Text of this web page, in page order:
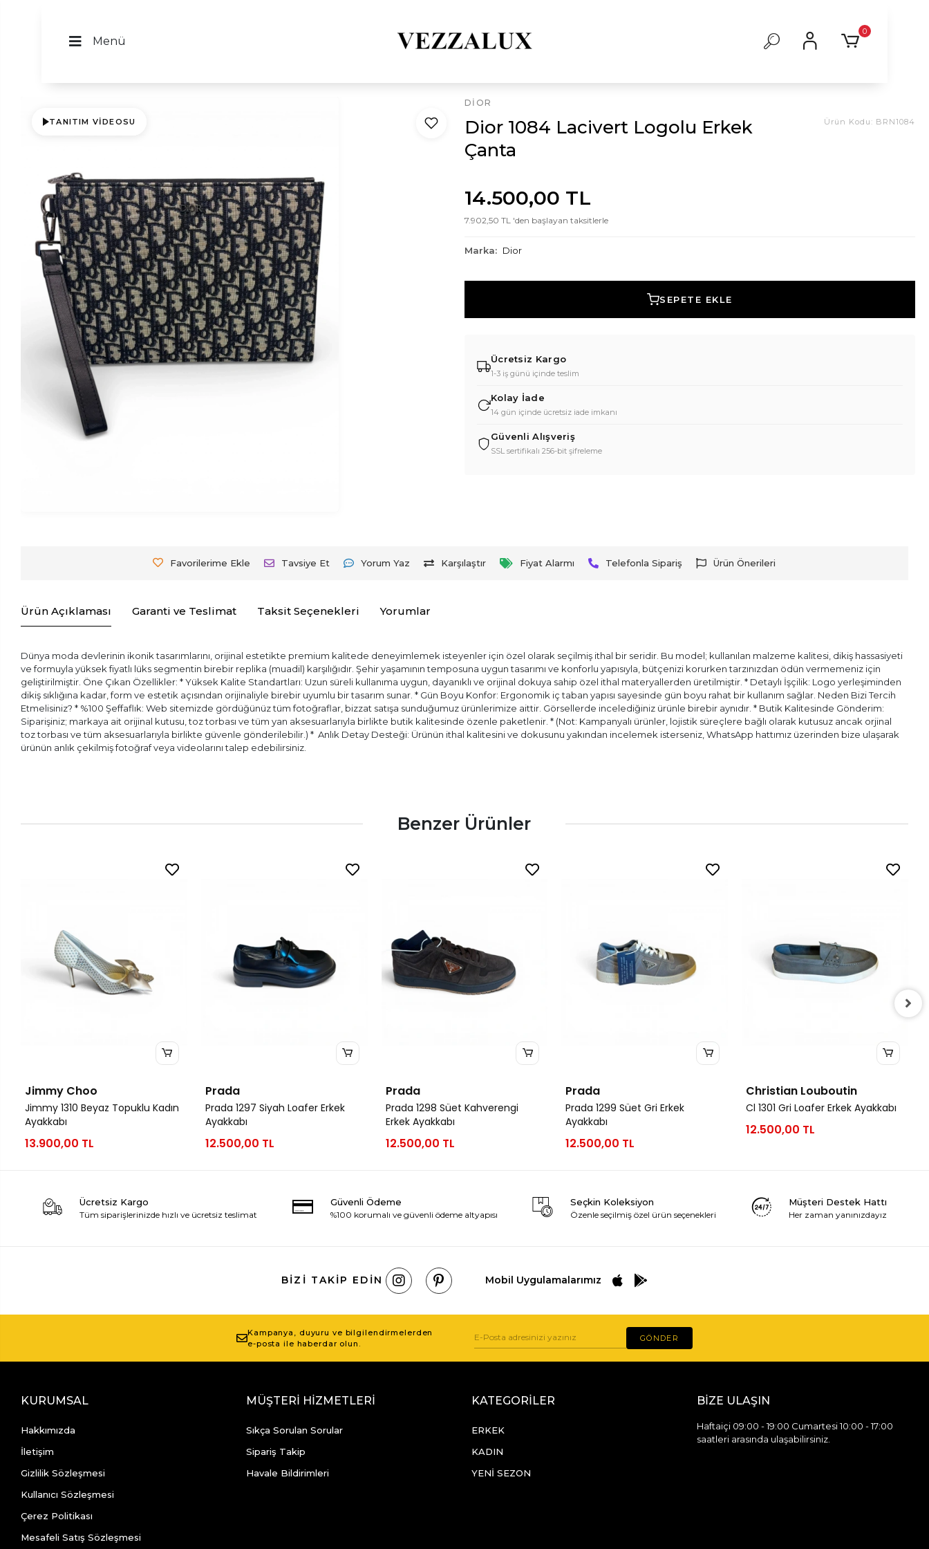
Menü
0
TANITIM VIDEOSU
DIOR
Dior 1084 Lacivert Logolu Erkek
Çanta
Ürün Kodu: BRN1084
14.500,00 TL
7.902,50 TL 'den başlayan taksitlerle
Marka: Dior
SEPETE EKLE
Ücretsiz Kargo
1-3 iş günü içinde teslim
Kolay İade
14 gün içinde ücretsiz iade imkanı
Güvenli Alışveriş
SSL sertifikalı 256-bit şifreleme
Favorilerime Ekle Tavsiye Et Yorum Yaz Karşılaştır Fiyat Alarmı Telefonla Sipariş Ürün Önerileri
Ürün Açıklaması Garanti ve Teslimat Taksit Seçenekleri Yorumlar
Dünya moda devlerinin ikonik tasarımlarını, orijinal estetikte premium kalitede deneyimlemek isteyenler için özel olarak seçilmiş ithal bir seridir. Bu model; kullanılan malzeme kalitesi, dikiş hassasiyeti
ve formuyla yüksek fiyatlı lüks segmentin birebir replika (muadil) karşılığıdır. Şehir yaşamının temposuna uygun tasarımı ve konforlu yapısıyla, bütçenizi korurken tarzınızdan ödün vermemeniz için
geliştirilmiştir. Öne Çıkan Özellikler: * Yüksek Kalite Standartları: Uzun süreli kullanıma uygun, dayanıklı ve orijinal dokuya sahip özel ithal materyallerden üretilmiştir. * Detaylı İşçilik: Logo yerleşiminden
dikiş sıklığına kadar, form ve estetik açısından orijinaliyle birebir uyumlu bir tasarım sunar. * Gün Boyu Konfor: Ergonomik iç taban yapısı sayesinde gün boyu rahat bir kullanım sağlar. Neden Bizi Tercih
Etmelisiniz? * %100 Şeffaflık: Web sitemizde gördüğünüz tüm fotoğraflar, bizzat satışa sunduğumuz ürünlerimize aittir. Görsellerde incelediğiniz ürünle birebir aynıdır. * Butik Kalitesinde Gönderim:
Siparişiniz; markaya ait orijinal kutusu, toz torbası ve tüm yan aksesuarlarıyla birlikte butik kalitesinde özenle paketlenir. * (Not: Kampanyalı ürünler, lojistik süreçlere bağlı olarak kutusuz ancak orjinal
toz torbası ve tüm aksesuarlarıyla birlikte güvenle gönderilebilir.) * ⁠ Anlık Detay Desteği: Ürünün ithal kalitesini ve dokusunu yakından incelemek isterseniz, WhatsApp hattımız üzerinden bize ulaşarak
ürünün anlık çekilmiş fotoğraf veya videolarını talep edebilirsiniz.
Benzer Ürünler
Jimmy Choo
Jimmy 1310 Beyaz Topuklu Kadın
Ayakkabı
13.900,00 TL
Prada
Prada 1297 Siyah Loafer Erkek
Ayakkabı
12.500,00 TL
Prada
Prada 1298 Süet Kahverengi
Erkek Ayakkabı
12.500,00 TL
Prada
Prada 1299 Süet Gri Erkek
Ayakkabı
12.500,00 TL
Christian Louboutin
Cl 1301 Gri Loafer Erkek Ayakkabı
12.500,00 TL
Ücretsiz Kargo
Tüm siparişlerinizde hızlı ve ücretsiz teslimat
Güvenli Ödeme
%100 korumalı ve güvenli ödeme altyapısı
Seçkin Koleksiyon
Özenle seçilmiş özel ürün seçenekleri
Müşteri Destek Hattı
Her zaman yanınızdayız
BIZI TAKIP EDIN Mobil Uygulamalarımız
Kampanya, duyuru ve bilgilendirmelerden
e-posta ile haberdar olun.
GÖNDER
KURUMSAL
Hakkımızda
İletişim
Gizlilik Sözleşmesi
Kullanıcı Sözleşmesi
Çerez Politikası
Mesafeli Satış Sözleşmesi
MÜŞTERİ HİZMETLERİ
Sıkça Sorulan Sorular
Sipariş Takip
Havale Bildirimleri
KATEGORİLER
ERKEK
KADIN
YENİ SEZON
BİZE ULAŞIN
Haftaiçi 09:00 - 19:00 Cumartesi 10:00 - 17:00
saatleri arasında ulaşabilirsiniz.